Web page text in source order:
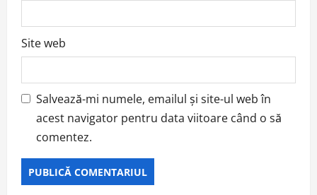
Site web
Salvează-mi numele, emailul și site-ul web în
acest navigator pentru data viitoare când o să
comentez.